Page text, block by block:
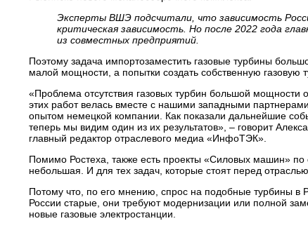
Эксперты ВШЭ подсчитали, что зависимость
критическая зависимость. Но после 2022 года
из совместных предприятий.
Поэтому задача импортозаместить газовые турбины
малой мощности, а попытки создать собственную
«Проблема отсутствия газовых турбин большой мощности
этих работ велась вместе с нашими западными
опытом немецкой компании. Как показали дальнейшие
теперь мы видим один из их результатов», – говорит
главный редактор отраслевого медиа «ИнфоТЭК».
Помимо Ростеха, также есть проекты «Силовых машин»
небольшая. И для тех задач, которые стоят перед
Потому что, по его мнению, спрос на подобные турбины в
России старые, они требуют модернизации или полной
новые газовые электростанции.